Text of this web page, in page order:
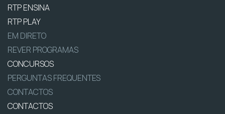
RTP ENSINA
RTP PLAY
EM DIRETO
REVER PROGRAMAS
CONCURSOS
PERGUNTAS FREQUENTES
CONTACTOS
CONTACTOS